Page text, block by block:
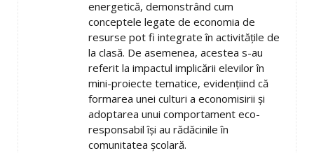
energetică, demonstrând cum
conceptele legate de economia de
resurse pot fi integrate în activitățile de
la clasă. De asemenea, acestea s-au
referit la impactul implicării elevilor în
mini-proiecte tematice, evidențiind că
formarea unei culturi a economisirii și
adoptarea unui comportament eco-
responsabil își au rădăcinile în
comunitatea școlară.